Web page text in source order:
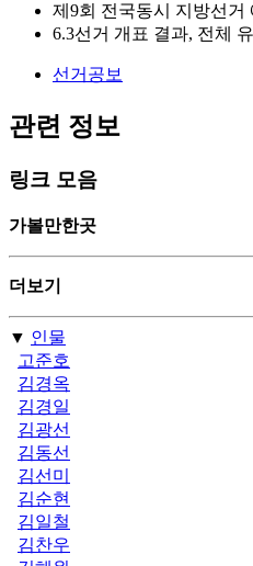
제9회 전국동시 지방선거
6.3선거 개표 결과, 전체
선거공보
관련 정보
링크 모음
가볼만한곳
더보기
▼ 인물
고준호
김경옥
김경일
김광선
김동선
김선미
김순현
김일철
김찬우